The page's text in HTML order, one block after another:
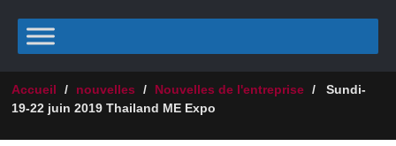
Accueil / nouvelles / Nouvelles de l'entreprise /
Sundi-
19-22 juin 2019 Thailand ME Expo